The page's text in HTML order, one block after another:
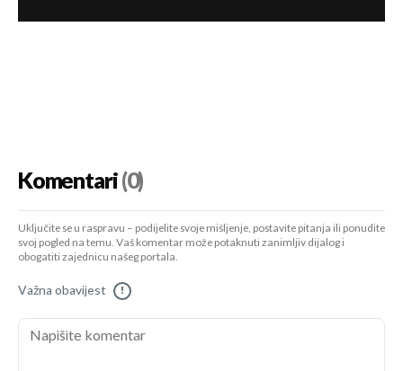
Komentari(0)
Uključite se u raspravu – podijelite svoje mišljenje, postavite pitanja ili ponudite
svoj pogled na temu. Vaš komentar može potaknuti zanimljiv dijalog i
obogatiti zajednicu našeg portala.
Važna obavijest !